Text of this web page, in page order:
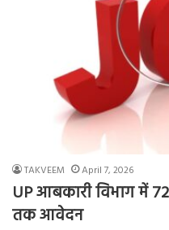
TAKVEEM April 7, 2026
UP आबकारी विभाग में
तक आवेदन